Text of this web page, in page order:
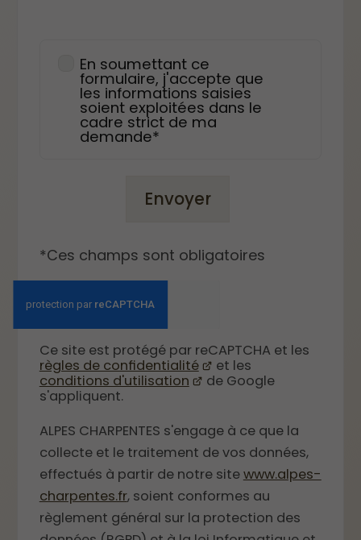
En soumettant ce
formulaire, j'accepte que
les informations saisies
soient exploitées dans le
cadre strict de ma
demande*
Envoyer
*Ces champs sont obligatoires
Ce site est protégé par reCAPTCHA et les
règles de confidentialité
et les
conditions d'utilisation
de Google
s'appliquent.
ALPES CHARPENTES s'engage à ce que la
collecte et le traitement de vos données,
effectués à partir de notre sitewww.alpes-
charpentes.fr, soient conformes au
règlement général sur la protection des